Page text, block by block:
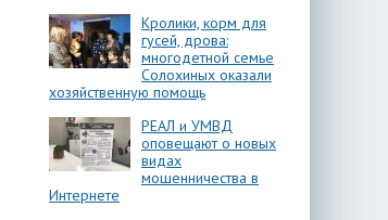
Кролики, корм для
гусей, дрова:
многодетной семье
Солохиных оказали
хозяйственную помощь
РЕАЛ и УМВД
оповещают о новых
видах
мошенничества в
Интернете